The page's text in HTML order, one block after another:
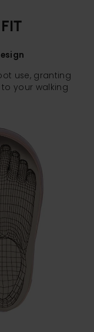
use, granting
your walking